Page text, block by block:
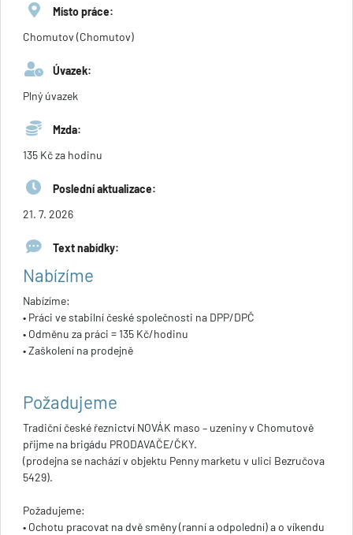
Místo práce:
Chomutov (Chomutov)
Úvazek:
Plný úvazek
Mzda:
135 Kč za hodinu
Poslední aktualizace:
21. 7. 2026
Text nabídky:
Nabízíme
Nabízíme:
• Práci ve stabilní české společnosti na DPP/DPČ
• Odměnu za práci = 135 Kč/hodinu
• Zaškolení na prodejně
Požadujeme
Tradiční české řeznictví NOVÁK maso – uzeniny v Chomutově
přijme na brigádu PRODAVAČE/ČKY.
(prodejna se nachází v objektu Penny marketu v ulici Bezručova
5429).
Požadujeme:
• Ochotu pracovat na dvě směny (ranní a odpolední) a o víkendu